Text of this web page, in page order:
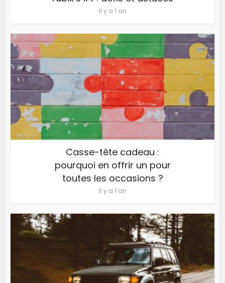
Il y a 1 an
Casse-tête cadeau :
pourquoi en offrir un pour
toutes les occasions ?
Il y a 1 an